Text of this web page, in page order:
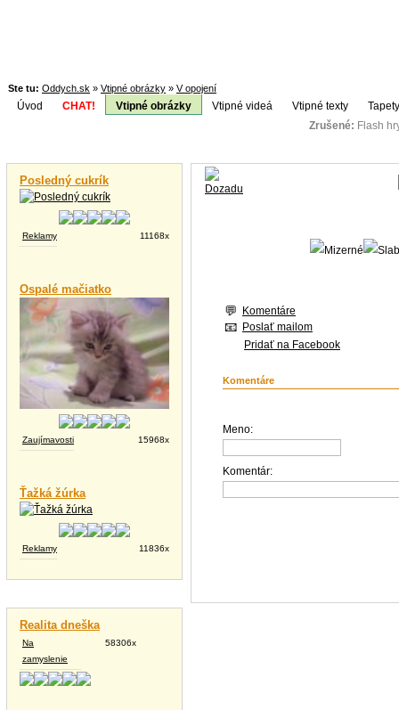
Ste tu: Oddych.sk » Vtipné obrázky » V opojení
Úvod CHAT! Vtipné obrázky Vtipné videá Vtipné texty
Zrušené: Flash
Posledný cukrík
Reklamy 11168x
Ospalé mačiatko
Zaujímavosti 15968x
Ťažká žúrka
Reklamy 11836x
Realita dneška
Na
zamyslenie
58306x
Komentáre
Poslať mailom
Pridať na Facebook
Komentáre
Meno:
Komentár: